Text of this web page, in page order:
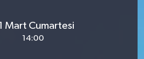
Mart Cumartesi
14:00